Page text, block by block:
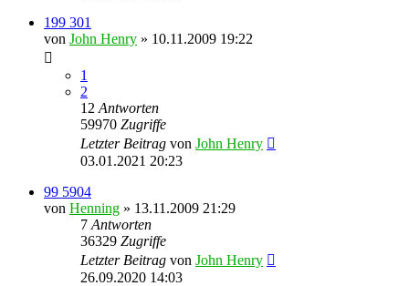
199 301
von John Henry » 10.11.2009 19:22
1
2
12 Antworten
59970 Zugriffe
Letzter Beitrag von John Henry
03.01.2021 20:23
99 5904
von Henning » 13.11.2009 21:29
7 Antworten
36329 Zugriffe
Letzter Beitrag von John Henry
26.09.2020 14:03